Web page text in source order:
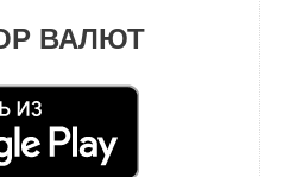
ВАЛЮТ